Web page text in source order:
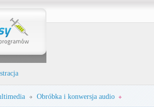
Obróbka i konwersja audio